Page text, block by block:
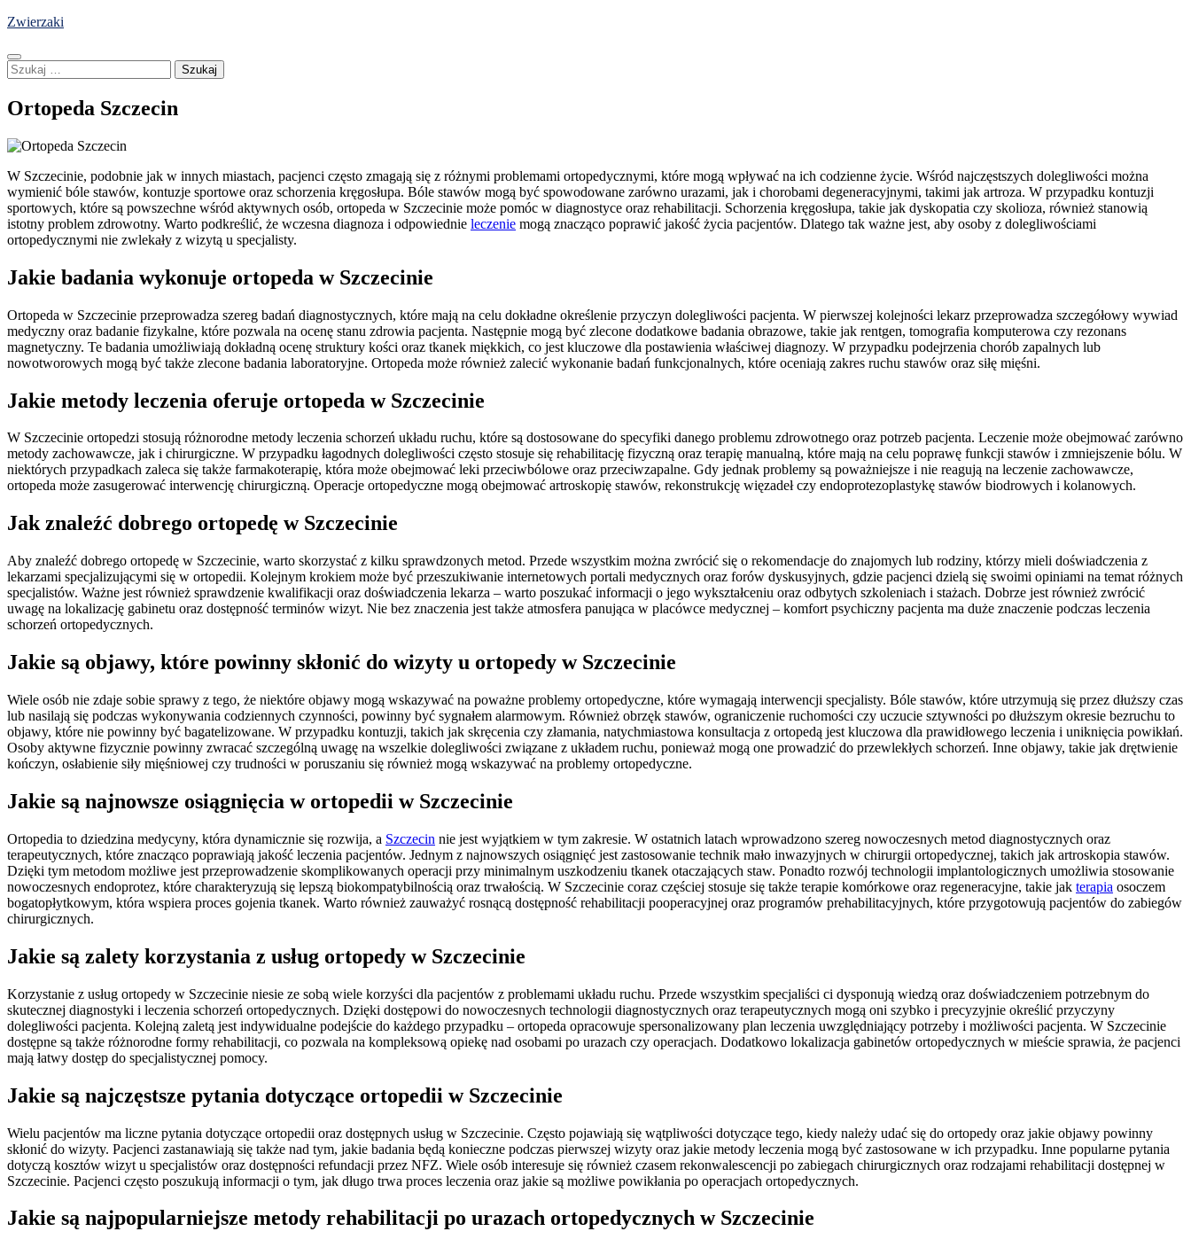
Skip
content
Zwierzaki
Szukaj:
Ortopeda Szczecin
W Szczecinie, podobnie jak w innych miastach, pacjenci często zmagają się z różnymi problemami ortopedycznymi, które mogą wpływać na ich codzienne życie. Wśród najczęstszych dolegliwości można
wymienić bóle stawów, kontuzje sportowe oraz schorzenia kręgosłupa. Bóle stawów mogą być spowodowane zarówno urazami, jak i chorobami degeneracyjnymi, takimi jak artroza. W przypadku kontuzji
sportowych, które są powszechne wśród aktywnych osób, ortopeda w Szczecinie może pomóc w diagnostyce oraz rehabilitacji. Schorzenia kręgosłupa, takie jak dyskopatia czy skolioza, również stanowią
istotny problem zdrowotny. Warto podkreślić, że wczesna diagnoza i odpowiednie leczenie mogą znacząco poprawić jakość życia pacjentów. Dlatego tak ważne jest, aby osoby z dolegliwościami
ortopedycznymi nie zwlekały z wizytą u specjalisty.
Jakie badania wykonuje ortopeda w Szczecinie
Ortopeda w Szczecinie przeprowadza szereg badań diagnostycznych, które mają na celu dokładne określenie przyczyn dolegliwości pacjenta. W pierwszej kolejności lekarz przeprowadza szczegółowy wywiad
medyczny oraz badanie fizykalne, które pozwala na ocenę stanu zdrowia pacjenta. Następnie mogą być zlecone dodatkowe badania obrazowe, takie jak rentgen, tomografia komputerowa czy rezonans
magnetyczny. Te badania umożliwiają dokładną ocenę struktury kości oraz tkanek miękkich, co jest kluczowe dla postawienia właściwej diagnozy. W przypadku podejrzenia chorób zapalnych lub
nowotworowych mogą być także zlecone badania laboratoryjne. Ortopeda może również zalecić wykonanie badań funkcjonalnych, które oceniają zakres ruchu stawów oraz siłę mięśni.
Jakie metody leczenia oferuje ortopeda w Szczecinie
W Szczecinie ortopedzi stosują różnorodne metody leczenia schorzeń układu ruchu, które są dostosowane do specyfiki danego problemu zdrowotnego oraz potrzeb pacjenta. Leczenie może obejmować zarówno
metody zachowawcze, jak i chirurgiczne. W przypadku łagodnych dolegliwości często stosuje się rehabilitację fizyczną oraz terapię manualną, które mają na celu poprawę funkcji stawów i zmniejszenie bólu. W
niektórych przypadkach zaleca się także farmakoterapię, która może obejmować leki przeciwbólowe oraz przeciwzapalne. Gdy jednak problemy są poważniejsze i nie reagują na leczenie zachowawcze,
ortopeda może zasugerować interwencję chirurgiczną. Operacje ortopedyczne mogą obejmować artroskopię stawów, rekonstrukcję więzadeł czy endoprotezoplastykę stawów biodrowych i kolanowych.
Jak znaleźć dobrego ortopedę w Szczecinie
Aby znaleźć dobrego ortopedę w Szczecinie, warto skorzystać z kilku sprawdzonych metod. Przede wszystkim można zwrócić się o rekomendacje do znajomych lub rodziny, którzy mieli doświadczenia z
lekarzami specjalizującymi się w ortopedii. Kolejnym krokiem może być przeszukiwanie internetowych portali medycznych oraz forów dyskusyjnych, gdzie pacjenci dzielą się swoimi opiniami na temat różnych
specjalistów. Ważne jest również sprawdzenie kwalifikacji oraz doświadczenia lekarza – warto poszukać informacji o jego wykształceniu oraz odbytych szkoleniach i stażach. Dobrze jest również zwrócić
uwagę na lokalizację gabinetu oraz dostępność terminów wizyt. Nie bez znaczenia jest także atmosfera panująca w placówce medycznej – komfort psychiczny pacjenta ma duże znaczenie podczas leczenia
schorzeń ortopedycznych.
Jakie są objawy, które powinny skłonić do wizyty u ortopedy w Szczecinie
Wiele osób nie zdaje sobie sprawy z tego, że niektóre objawy mogą wskazywać na poważne problemy ortopedyczne, które wymagają interwencji specjalisty. Bóle stawów, które utrzymują się przez dłuższy czas
lub nasilają się podczas wykonywania codziennych czynności, powinny być sygnałem alarmowym. Również obrzęk stawów, ograniczenie ruchomości czy uczucie sztywności po dłuższym okresie bezruchu to
objawy, które nie powinny być bagatelizowane. W przypadku kontuzji, takich jak skręcenia czy złamania, natychmiastowa konsultacja z ortopedą jest kluczowa dla prawidłowego leczenia i uniknięcia powikłań.
Osoby aktywne fizycznie powinny zwracać szczególną uwagę na wszelkie dolegliwości związane z układem ruchu, ponieważ mogą one prowadzić do przewlekłych schorzeń. Inne objawy, takie jak drętwienie
kończyn, osłabienie siły mięśniowej czy trudności w poruszaniu się również mogą wskazywać na problemy ortopedyczne.
Jakie są najnowsze osiągnięcia w ortopedii w Szczecinie
Ortopedia to dziedzina medycyny, która dynamicznie się rozwija, a Szczecin nie jest wyjątkiem w tym zakresie. W ostatnich latach wprowadzono szereg nowoczesnych metod diagnostycznych oraz
terapeutycznych, które znacząco poprawiają jakość leczenia pacjentów. Jednym z najnowszych osiągnięć jest zastosowanie technik mało inwazyjnych w chirurgii ortopedycznej, takich jak artroskopia stawów.
Dzięki tym metodom możliwe jest przeprowadzenie skomplikowanych operacji przy minimalnym uszkodzeniu tkanek otaczających staw. Ponadto rozwój technologii implantologicznych umożliwia stosowanie
nowoczesnych endoprotez, które charakteryzują się lepszą biokompatybilnością oraz trwałością. W Szczecinie coraz częściej stosuje się także terapie komórkowe oraz regeneracyjne, takie jak terapia osoczem
bogatopłytkowym, która wspiera proces gojenia tkanek. Warto również zauważyć rosnącą dostępność rehabilitacji pooperacyjnej oraz programów prehabilitacyjnych, które przygotowują pacjentów do zabiegów
chirurgicznych.
Jakie są zalety korzystania z usług ortopedy w Szczecinie
Korzystanie z usług ortopedy w Szczecinie niesie ze sobą wiele korzyści dla pacjentów z problemami układu ruchu. Przede wszystkim specjaliści ci dysponują wiedzą oraz doświadczeniem potrzebnym do
skutecznej diagnostyki i leczenia schorzeń ortopedycznych. Dzięki dostępowi do nowoczesnych technologii diagnostycznych oraz terapeutycznych mogą oni szybko i precyzyjnie określić przyczyny
dolegliwości pacjenta. Kolejną zaletą jest indywidualne podejście do każdego przypadku – ortopeda opracowuje spersonalizowany plan leczenia uwzględniający potrzeby i możliwości pacjenta. W Szczecinie
dostępne są także różnorodne formy rehabilitacji, co pozwala na kompleksową opiekę nad osobami po urazach czy operacjach. Dodatkowo lokalizacja gabinetów ortopedycznych w mieście sprawia, że pacjenci
mają łatwy dostęp do specjalistycznej pomocy.
Jakie są najczęstsze pytania dotyczące ortopedii w Szczecinie
Wielu pacjentów ma liczne pytania dotyczące ortopedii oraz dostępnych usług w Szczecinie. Często pojawiają się wątpliwości dotyczące tego, kiedy należy udać się do ortopedy oraz jakie objawy powinny
skłonić do wizyty. Pacjenci zastanawiają się także nad tym, jakie badania będą konieczne podczas pierwszej wizyty oraz jakie metody leczenia mogą być zastosowane w ich przypadku. Inne popularne pytania
dotyczą kosztów wizyt u specjalistów oraz dostępności refundacji przez NFZ. Wiele osób interesuje się również czasem rekonwalescencji po zabiegach chirurgicznych oraz rodzajami rehabilitacji dostępnej w
Szczecinie. Pacjenci często poszukują informacji o tym, jak długo trwa proces leczenia oraz jakie są możliwe powikłania po operacjach ortopedycznych.
Jakie są najpopularniejsze metody rehabilitacji po urazach ortopedycznych w Szczecinie